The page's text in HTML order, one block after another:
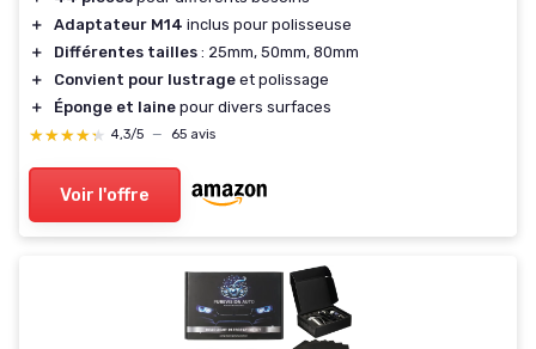
＋
Adaptateur M14 inclus pour polisseuse
＋
Différentes tailles : 25mm, 50mm, 80mm
＋
Convient pour lustrage et polissage
＋
Éponge et laine pour divers surfaces
★★★★★
★★★★★ 4,3/5 — 65 avis
Voir l'offre